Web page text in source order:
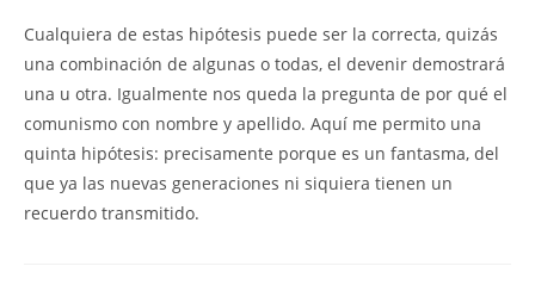
Cualquiera de estas hipótesis puede ser la correcta, quizás
una combinación de algunas o todas, el devenir demostrará
una u otra. Igualmente nos queda la pregunta de por qué el
comunismo con nombre y apellido. Aquí me permito una
quinta hipótesis: precisamente porque es un fantasma, del
que ya las nuevas generaciones ni siquiera tienen un
recuerdo transmitido.